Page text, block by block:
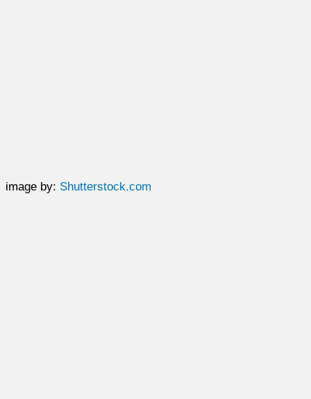
image by: Shutterstock.com